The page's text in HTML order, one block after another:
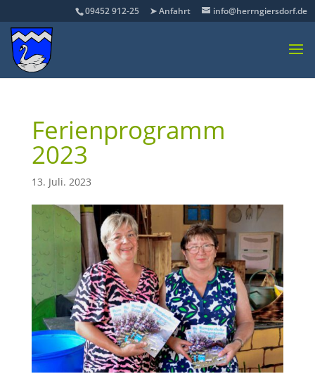
09452 912-25 ➤ Anfahrt info@herrngiersdorf.de
Ferienprogramm
2023
13. Juli. 2023